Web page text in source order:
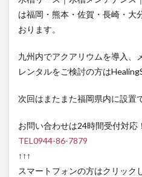
は福岡・熊本・佐賀・長崎・大
おります。
九州内でアクアリウムを導入、
レンタルをご検討の方は
次回はまたまた福岡県内に設置
お問い合わせは24時間受付対応！
TEL0944-86-7879
↑↑↑
スマートフォンの方はクリック